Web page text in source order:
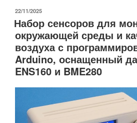
Недорогая
плата
для
снятия
ЭЭГ
ESP32
ОПУБЛИКОВАНО
22/11/2025
Набор сенсоров для
окружающей среды и
воздуха с
Arduino, оснащенный
ENS160 и BME280